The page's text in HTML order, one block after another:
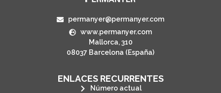
permanyer@permanyer.com
www.permanyer.com
Mallorca, 310
08037 Barcelona (España)
ENLACES RECURRENTES
Número actual